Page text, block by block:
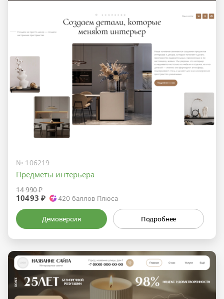
№ 106219
Предметы интерьера
14 990 ₽
10493 ₽ 420 баллов Плюса
Демоверсия Подробнее